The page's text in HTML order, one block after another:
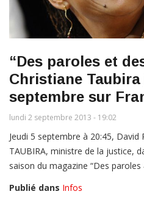
“Des paroles et
Christiane Taubira
septembre sur
lundi 2 septembre 2013 - 19:02
Jeudi 5 septembre à 20:45, David
TAUBIRA, ministre de la justice,
saison du magazine “Des paroles
Publié dans Infos